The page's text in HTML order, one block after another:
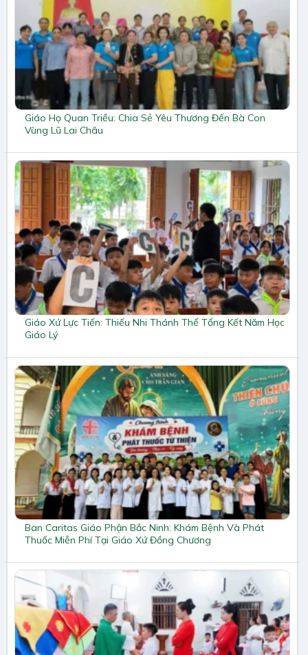
Giáo Họ Quan Triều: Chia Sẻ Yêu Thương Đến Bà Con
Vùng Lũ Lai Châu
Giáo Xứ Lực Tiến: Thiếu Nhi Thánh Thể Tổng Kết Năm Học
Giáo Lý
Ban Caritas Giáo Phận Bắc Ninh: Khám Bệnh Và Phát
Thuốc Miễn Phí Tại Giáo Xứ Đồng Chương